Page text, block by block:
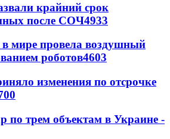
крайний срок
после СОЧ4933
мире провела воздушный
роботов4603
изменения по отсрочке
по трем объектам в Украине -